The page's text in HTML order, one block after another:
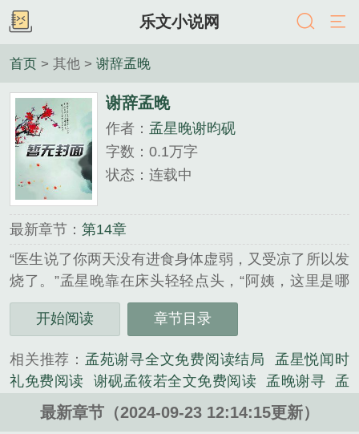
乐文小说网
首页 > 其他 > 谢辞孟晚
谢辞孟晚
作者： 孟星晚谢昀砚
字数：0.1万字
状态：连载中
最新章节： 第14章
“医生说了你两天没有进食身体虚弱，又受凉了所以发
烧了。”孟星晚靠在床头轻轻点头，“阿姨，这里是哪
里？”她一说话喉咙就干痒的想咳嗽，听出她说话不舒
服温言赶紧将水递给她。“谢谢。”孟星晚接过水大口
《谢辞孟晚》是孟星晚谢昀砚精心创作的其他类小
说。
开始阅读 章节目录
相关推荐： 孟苑谢寻全文免费阅读结局
孟星悦闻时
礼免费阅读
谢砚孟筱若全文免费阅读 孟晚谢寻
孟
星晚秦砚辞 孟星晚 秦砚辞
孟星晚盛闻砚最新章节
孟星辞谢辰轩的
孟俏谢寻生 女主孟星
最新章节（2024-09-23 12:14:15更新）